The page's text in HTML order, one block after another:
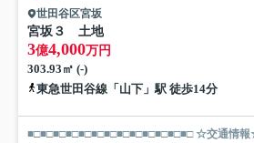
世田谷区宮坂
宮坂３ 土地
3億4,000万円
303.93㎡ (-)
東急世田谷線「山下」駅 徒歩14分
■□■□■□■□■□■□■□■□■□■□■□■□■□ ☆交通情報☆ 小田急小田原線「経